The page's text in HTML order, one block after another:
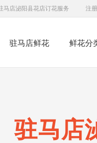
马店泌阳县花店订花服务 注册
驻马店鲜花 鲜花分
驻马店